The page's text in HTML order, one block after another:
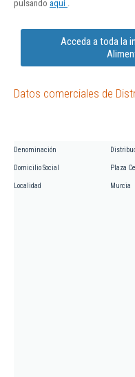
pulsando aquí
Acceda a toda la
Datos comerciales de
Denominación
Domicilio Social Plaza
Localidad Murcia